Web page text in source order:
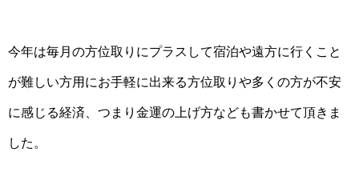
今年は毎月の方位取りにプラスして宿泊や遠方に行くこと
が難しい方用にお手軽に出来る方位取りや多くの方が不安
に感じる経済、つまり金運の上げ方なども書かせて頂きま
した。